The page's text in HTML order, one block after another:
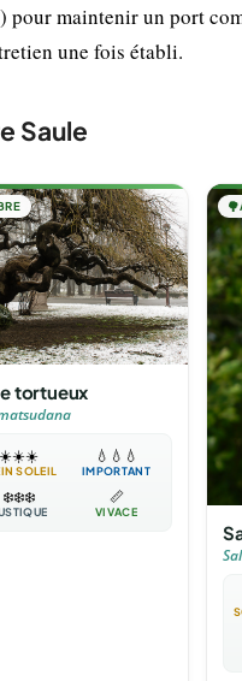
maintenir un port
une fois établi.
Saule
tortueux
☀️☀️☀️
SOLEIL
💧 💧 💧
IMPORTANT
❄️❄️❄️ 📏
VIVACE
🌳